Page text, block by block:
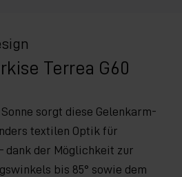
Terrea G60
sorgt diese Gelenkarm-
textilen Optik für
dank der Möglichkeit zur
bis 85° sowie dem